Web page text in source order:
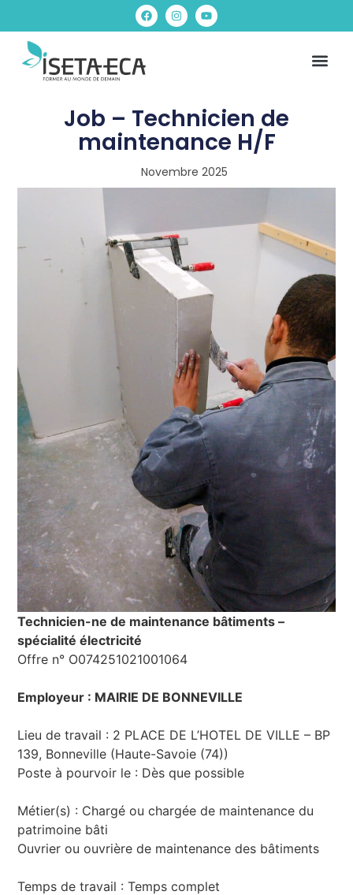
Job – Technicien de
maintenance H/F
Novembre 2025
Technicien-ne de maintenance bâtiments –
spécialité électricité
Offre n° O074251021001064
Employeur : MAIRIE DE BONNEVILLE
Lieu de travail : 2 PLACE DE L’HOTEL DE VILLE – BP
139, Bonneville (Haute-Savoie (74))
Poste à pourvoir le : Dès que possible
Métier(s) : Chargé ou chargée de maintenance du
patrimoine bâti
Ouvrier ou ouvrière de maintenance des bâtiments
Temps de travail : Temps complet